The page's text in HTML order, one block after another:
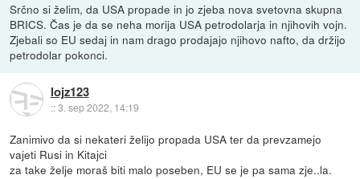
Srčno si želim, da USA propade in jo zjeba nova svetovna skupna
BRICS. Čas je da se neha morija USA petrodolarja in njihovih vojn.
Zjebali so EU sedaj in nam drago prodajajo njihovo nafto, da držijo
petrodolar pokonci.
lojz123
::3. sep 2022, 14:19
Zanimivo da si nekateri želijo propada USA ter da prevzamejo
vajeti Rusi in Kitajci
za take želje moraš biti malo poseben, EU se je pa sama zje..la.